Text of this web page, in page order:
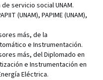
servicio social UNAM.
(UNAM), PAPIME (UNAM),
más, de la
e Instrumentación.
más, del Diplomado en
e Instrumentación en
Eléctrica.